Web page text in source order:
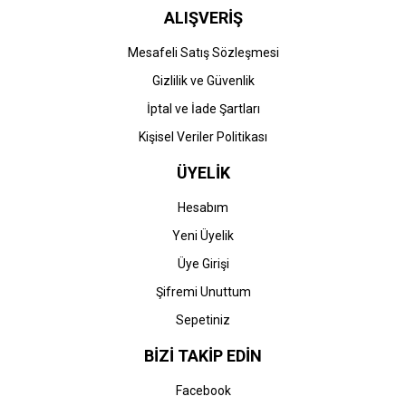
ALIŞVERİŞ
Mesafeli Satış Sözleşmesi
Gizlilik ve Güvenlik
İptal ve İade Şartları
Kişisel Veriler Politikası
ÜYELİK
Hesabım
Yeni Üyelik
Üye Girişi
Şifremi Unuttum
Sepetiniz
BİZİ TAKİP EDİN
Facebook